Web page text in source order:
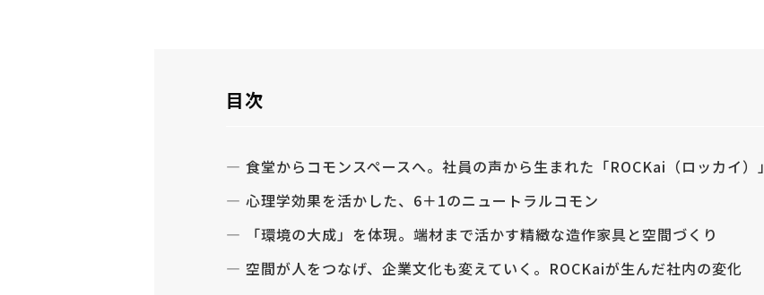
目次
食堂からコモンスペースへ。社員の声から生まれた「ROCKai（ロッカイ）」
心理学効果を活かした、6＋1のニュートラルコモン
「環境の大成」を体現。端材まで活かす精緻な造作家具と空間づくり
空間が人をつなげ、企業文化も変えていく。ROCKaiが生んだ社内の変化